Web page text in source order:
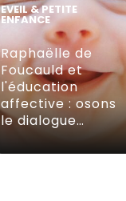
EVEIL & PETITE
ENFANCE
Raphaëlle de
Foucauld et
l'éducation
affective : osons
le dialogue…